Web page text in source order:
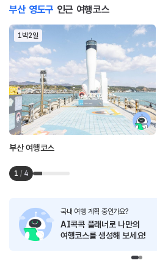
부산 영도구 인근 여행코스
1박2일
부산 여행코스
1 / 4
국내 여행 계획 중인가요?
AI콕콕 플래너로 나만의
여행코스를 생성해 보세요!